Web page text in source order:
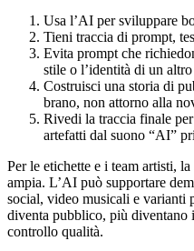
Usa l’AI per sviluppare
Tieni traccia di prompt,
Evita prompt che
stile o l’identità di un altro
Costruisci una storia di
brano, non attorno alla
Rivedi la traccia finale
artefatti dal suono “AI”
Per le etichette e i team artisti,
ampia. L’AI può supportare
social, video musicali e varianti
diventa pubblico, più diventano
controllo qualità.